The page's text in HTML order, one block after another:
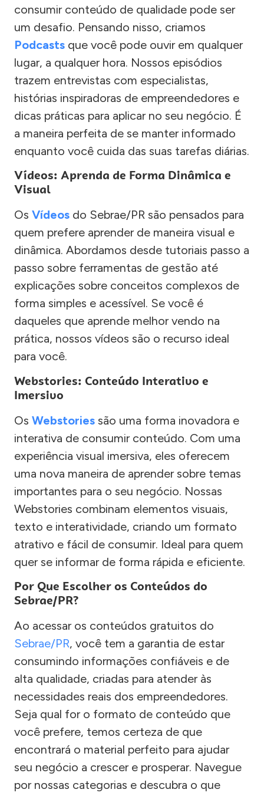
consumir conteúdo de qualidade pode ser
um desafio. Pensando nisso, criamos
Podcasts que você pode ouvir em qualquer
lugar, a qualquer hora. Nossos episódios
trazem entrevistas com especialistas,
histórias inspiradoras de empreendedores e
dicas práticas para aplicar no seu negócio. É
a maneira perfeita de se manter informado
enquanto você cuida das suas tarefas diárias.
Vídeos: Aprenda de Forma Dinâmica e
Visual
Os Vídeos do Sebrae/PR são pensados para
quem prefere aprender de maneira visual e
dinâmica. Abordamos desde tutoriais passo a
passo sobre ferramentas de gestão até
explicações sobre conceitos complexos de
forma simples e acessível. Se você é
daqueles que aprende melhor vendo na
prática, nossos vídeos são o recurso ideal
para você.
Webstories: Conteúdo Interativo e
Imersivo
Os Webstories são uma forma inovadora e
interativa de consumir conteúdo. Com uma
experiência visual imersiva, eles oferecem
uma nova maneira de aprender sobre temas
importantes para o seu negócio. Nossas
Webstories combinam elementos visuais,
texto e interatividade, criando um formato
atrativo e fácil de consumir. Ideal para quem
quer se informar de forma rápida e eficiente.
Por Que Escolher os Conteúdos do
Sebrae/PR?
Ao acessar os conteúdos gratuitos do
Sebrae/PR, você tem a garantia de estar
consumindo informações confiáveis e de
alta qualidade, criadas para atender às
necessidades reais dos empreendedores.
Seja qual for o formato de conteúdo que
você prefere, temos certeza de que
encontrará o material perfeito para ajudar
seu negócio a crescer e prosperar. Navegue
por nossas categorias e descubra o que